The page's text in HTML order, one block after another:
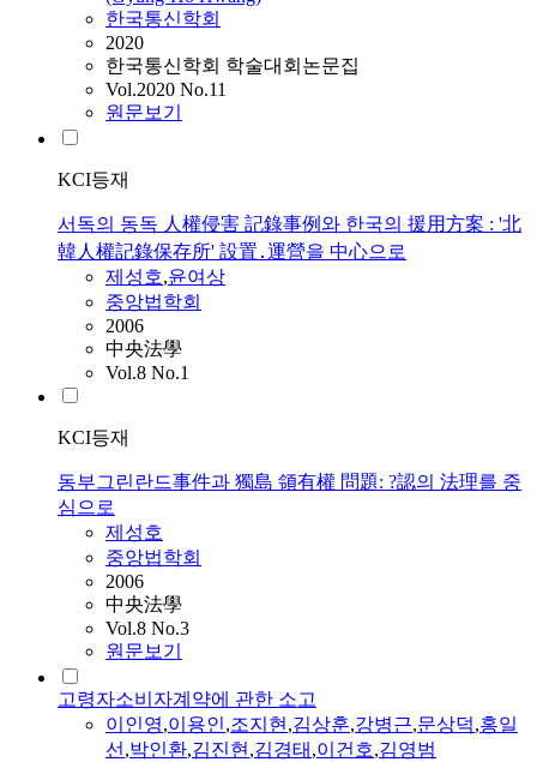
한국통신학회
2020
한국통신학회 학술대회논문집
Vol.2020 No.11
원문보기
KCI등재
서독의 동독 人權侵害 記錄事例와 한국의 援用方案 : '北
韓人權記錄保存所' 設置․運營을 中心으로
제성호,윤여상
중앙법학회
2006
中央法學
Vol.8 No.1
KCI등재
동부그린란드事件과 獨島 領有權 問題: ?認의 法理를 중
심으로
제성호
중앙법학회
2006
中央法學
Vol.8 No.3
원문보기
고령자소비자계약에 관한 소고
이인영,이용인,조지현,김상훈,강병근,문상덕,홍일
선,박인환,김진현,김경태 ,이건호,김영범